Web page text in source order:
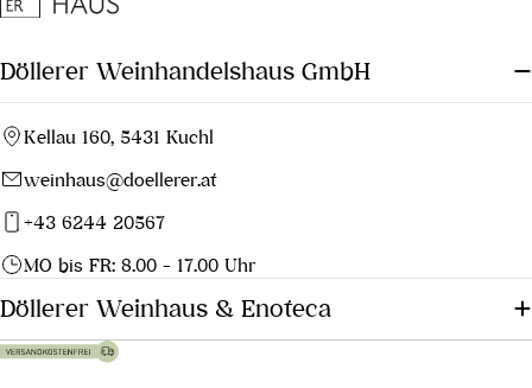
Döllerer Weinhandelshaus GmbH
Kellau 160, 5431 Kuchl
weinhaus@doellerer.at
+43 6244 20567
MO bis FR: 8.00 - 17.00 Uhr
Döllerer Weinhaus & Enoteca